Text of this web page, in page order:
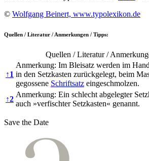
© Wolfgang Beinert, www.typolexikon.de
Quellen / Literatur / Anmerkungen / Tipps:
Quellen / Literatur /
↑1
Anmerkung: Im Bleisatz werden im
in den Setzkasten zurückgelegt, beim
gegossene Schriftsatz eingeschmolzen.
↑2
Anmerkung: Ein schlecht abgelegter
auch »verfischter Setzkasten« genannt.
Save the Date